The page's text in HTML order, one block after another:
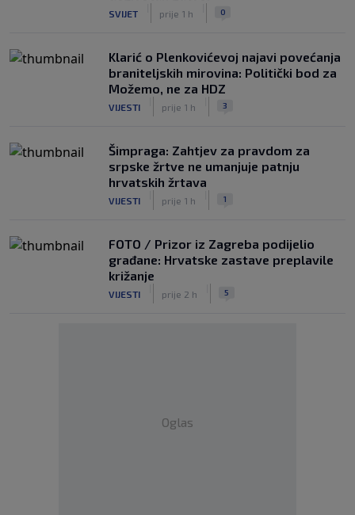
SVIJET prije 1 h 0
Klarić o Plenkovićevoj najavi povećanja
braniteljskih mirovina: Politički bod za
Možemo, ne za HDZ
VIJESTI prije 1 h 3
Šimpraga: Zahtjev za pravdom za
srpske žrtve ne umanjuje patnju
hrvatskih žrtava
VIJESTI prije 1 h 1
FOTO / Prizor iz Zagreba podijelio
građane: Hrvatske zastave preplavile
križanje
VIJESTI prije 2 h 5
Oglas